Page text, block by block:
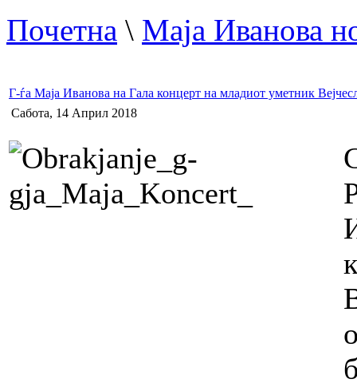
Почетна \ Маја Иванова
Г-ѓа Маја Иванова на Гала концерт на младиот уметник
Сабота, 14 Април 2018